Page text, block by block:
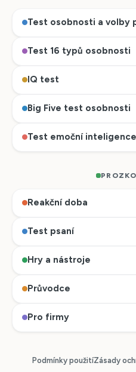
Test osobnosti a volby
Test 16 typů osobnosti
IQ test
Big Five test osobnosti
Test emoční
Reakční doba
Test psaní
Hry a nástroje
Průvodce
Pro firmy
Podmínky použitíZásady